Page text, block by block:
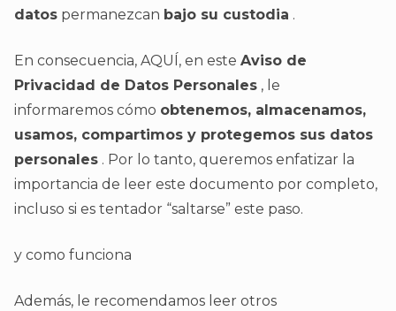
datos permanezcan bajo su custodia .
En consecuencia, AQUÍ, en este Aviso de
Privacidad de Datos Personales , le
informaremos cómo obtenemos, almacenamos,
usamos, compartimos y protegemos sus datos
personales . Por lo tanto, queremos enfatizar la
importancia de leer este documento por completo,
incluso si es tentador “saltarse” este paso.
y como funciona
Además, le recomendamos leer otros